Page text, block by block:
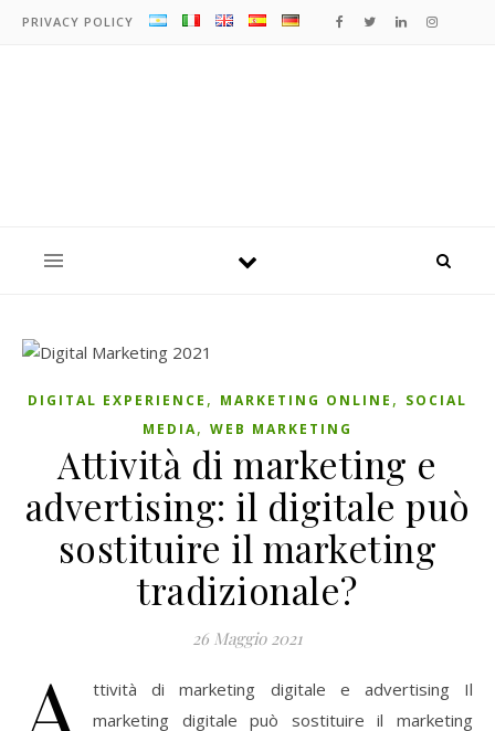
PRIVACY POLICY
DIGITAL EXPERIENCE , MARKETING ONLINE , SOCIAL
MEDIA, WEB MARKETING
Attività di marketing e
advertising: il digitale può
sostituire il marketing
tradizionale?
26 Maggio 2021
ttività di marketing digitale e advertising Il
marketing digitale può sostituire il marketing